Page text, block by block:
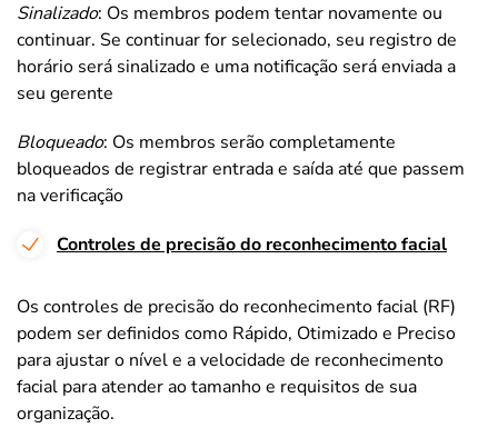
Sinalizado: Os membros podem tentar novamente ou
continuar. Se continuar for selecionado, seu registro de
horário será sinalizado e uma notificação será enviada a
seu gerente
Bloqueado: Os membros serão completamente
bloqueados de registrar entrada e saída até que passem
na verificação
Controles de precisão do reconhecimento facial
Os controles de precisão do reconhecimento facial (RF)
podem ser definidos como Rápido, Otimizado e Preciso
para ajustar o nível e a velocidade de reconhecimento
facial para atender ao tamanho e requisitos de sua
organização.